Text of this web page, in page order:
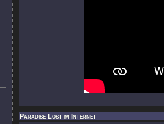
Paradise Lost im Internet